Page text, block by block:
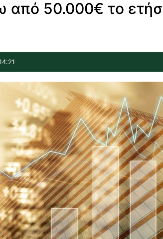
από 50.000€ το